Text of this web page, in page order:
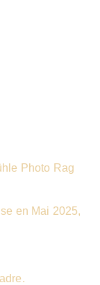
Photo Rag
en Mai 2025,